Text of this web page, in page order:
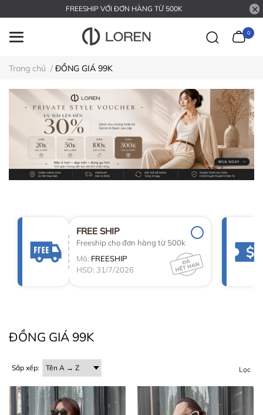
FREESHIP VỚI ĐƠN HÀNG TỪ 500K
0
Trang chủ / ĐỒNG GIÁ 99K
FREE SHIP
Freeship cho đơn hàng từ 500k
Mã: FREESHIP
HSD: 31/7/2026
ĐỒNG GIÁ 99K
Sắp xếp: Lọc